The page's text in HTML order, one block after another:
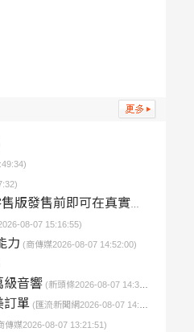
實裝置雲端平台上進行測試
08-07 15:16:55)
力 (商傳媒2026-08-07 14:52:00)
級音響 (新頭條2026-08-07 14:35:48)
訂單 (匯流新聞網2026-08-07 14:27:39)
傳媒2026-08-07 13:21:51)